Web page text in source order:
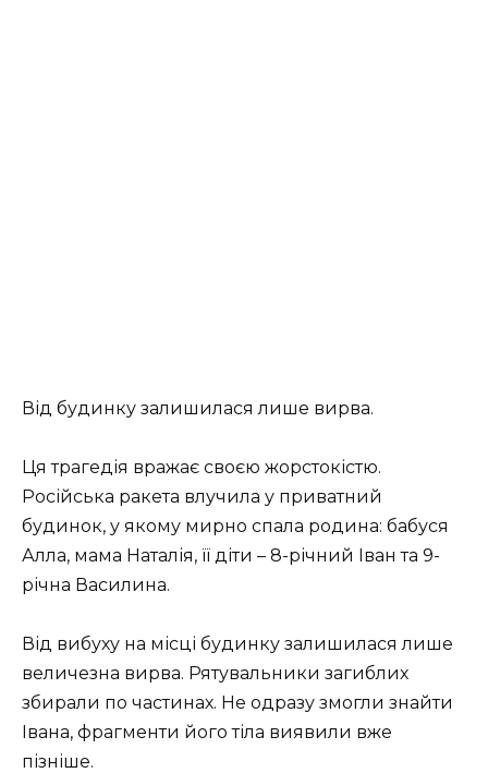
Від будинку залишилася лише вирва.
Ця трагедія вражає своєю жорстокістю.
Російська ракета влучила у приватний
будинок, у якому мирно спала родина: бабуся
Алла, мама Наталія, її діти – 8-річний Іван та 9-
річна Василина.
Від вибуху на місці будинку залишилася лише
величезна вирва. Рятувальники загиблих
збирали по частинах. Не одразу змогли знайти
Івана, фрагменти його тіла виявили вже
пізніше.